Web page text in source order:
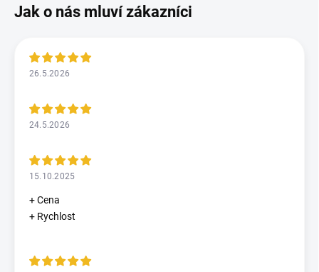
26.5.2026
24.5.2026
15.10.2025
+ Cena
+ Rychlost